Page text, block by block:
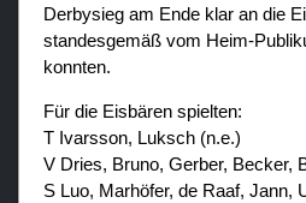
Derbysieg am Ende klar an die
standesgemäß vom Heim-
konnten.
Für die Eisbären spielten:
T Ivarsson, Luksch (n.e.)
V Dries, Bruno, Gerber, Becker,
S Luo, Marhöfer, de Raaf, Jann,